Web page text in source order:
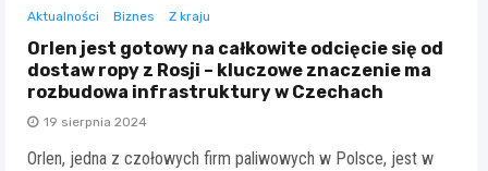
Aktualności Biznes Z kraju
Orlen jest gotowy na całkowite odcięcie się od
dostaw ropy z Rosji – kluczowe znaczenie ma
rozbudowa infrastruktury w Czechach
19 sierpnia 2024
Orlen, jedna z czołowych firm paliwowych w Polsce, jest w